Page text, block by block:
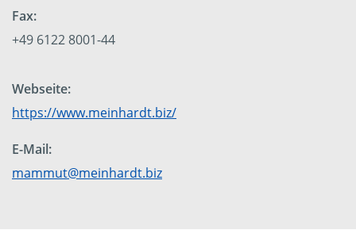
Fax:
+49 6122 8001-44
Webseite:
https://www.meinhardt.biz/
E-Mail:
mammut@meinhardt.biz